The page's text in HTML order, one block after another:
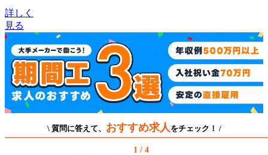
詳しく
見る
\ 質問に答えて、 おすすめ求人 をチェック！ /
1 / 4